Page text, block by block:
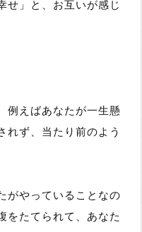
せ」と、お互いが感じ
例えばあなたが一生懸
れず、当たり前のよう
がやっていることなの
をたてられて、あなた